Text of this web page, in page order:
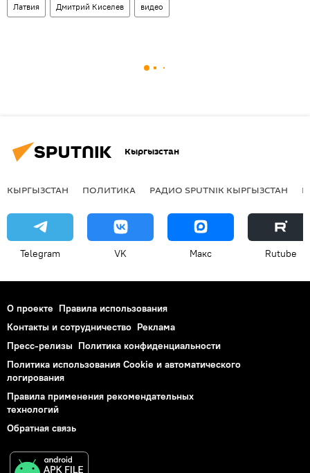
Латвия Дмитрий Киселев видео
Кыргызстан
КЫРГЫЗСТАН ПОЛИТИКА РАДИО SPUTNIK КЫРГЫЗСТАН
Telegram VK Макс Rutube
О проекте Правила использования
Контакты и сотрудничество Реклама
Пресс-релизы Политика конфиденциальности
Политика использования Cookie и автоматического
логирования
Правила применения рекомендательных
технологий
Обратная связь